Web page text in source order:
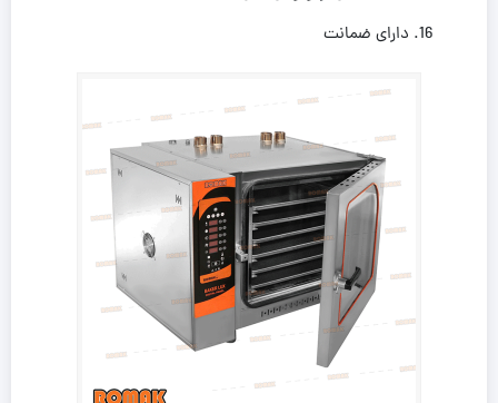
دارای ضمانت